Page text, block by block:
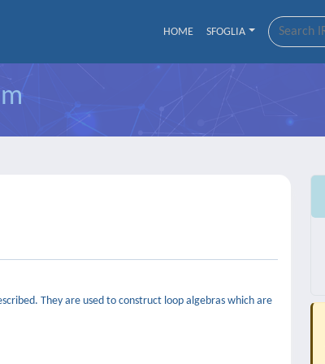
HOME SFOGLIA
They are used to construct loop algebras which are